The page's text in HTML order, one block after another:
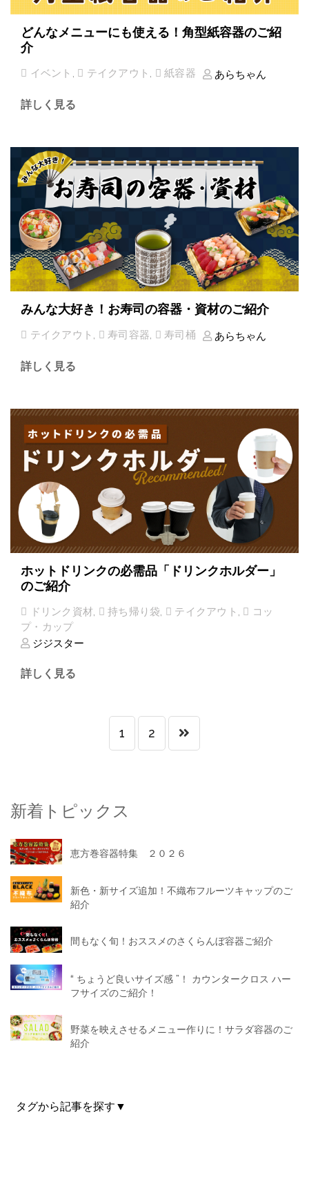
どんなメニューにも使える！角型紙容器のご紹
介
イベント , テイクアウト , 紙容器 あらちゃん
詳しく見る
みんな大好き！お寿司の容器・資材のご紹介
テイクアウト , 寿司容器, 寿司桶 あらちゃん
詳しく見る
ホットドリンクの必需品「ドリンクホルダー」
のご紹介
ドリンク資材, 持ち帰り袋, テイクアウト ,
コッ
プ・カップ
ジジスター
詳しく見る
1 2
新着トピックス
恵方巻容器特集 ２０２６
新色・新サイズ追加！不織布フルーツキャップのご
紹介
間もなく旬！おススメのさくらんぼ容器ご紹介
“ ちょうど良いサイズ感 ”！ カウンタークロス ハー
フサイズのご紹介！
野菜を映えさせるメニュー作りに！サラダ容器のご
紹介
タグから記事を探す▼